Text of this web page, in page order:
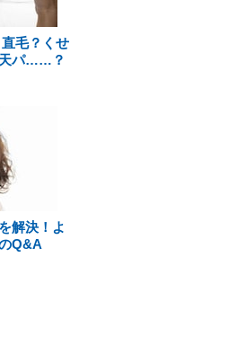
毛？くせ
天パ……？
解決！よ
Q&A